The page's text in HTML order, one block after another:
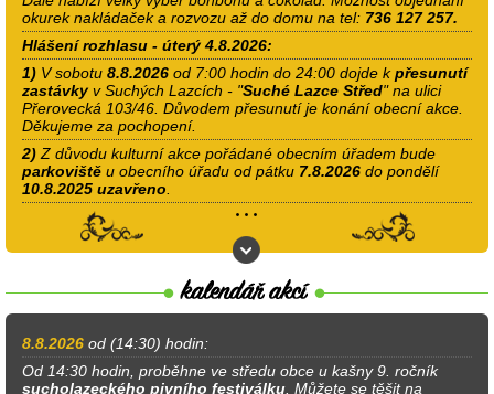
okurek nakládaček a rozvozu až do domu na tel: 736 127 257.
Hlášení rozhlasu - úterý 4.8.2026:
1) V sobotu 8.8.2026 od 7:00 hodin do 24:00 dojde kpřesunutí
zastávkyv Suchých Lazcích - "Suché Lazce Střed" na ulici
Přerovecká 103/46. Důvodem přesunutí je konání obecní akce.
Děkujeme za pochopení.
2) Z důvodu kulturní akce pořádané obecním úřadem bude
parkoviště u obecního úřadu od pátku 7.8.2026 do pondělí
10.8.2025 uzavřeno
8.8.2026 od (14:30) hodin:
Od 14:30 hodin, proběhne ve středu obce u kašny 9. ročník
sucholazeckého pivního festiválku . Můžete se těšit na